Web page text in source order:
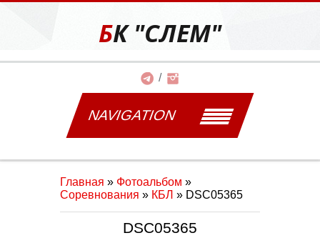
БК "СЛЕМ"
NAVIGATION
Главная » Фотоальбом »
Соревнования » КБЛ » DSC05365
DSC05365